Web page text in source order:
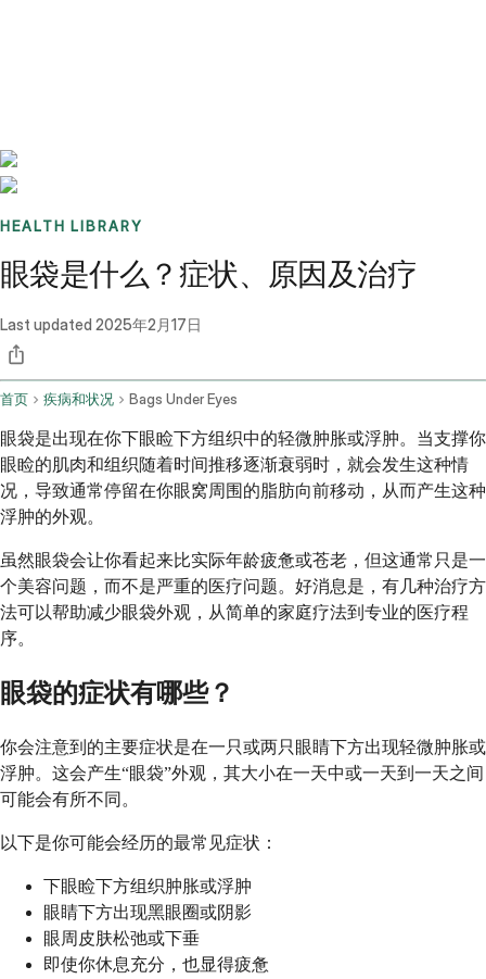
HEALTH LIBRARY
眼袋是什么？症状、原因及治疗
Last updated 2025年2月17日
首页 疾病和状况 Bags Under Eyes
眼袋是出现在你下眼睑下方组织中的轻微肿胀或浮肿。当支撑你
眼睑的肌肉和组织随着时间推移逐渐衰弱时，就会发生这种情
况，导致通常停留在你眼窝周围的脂肪向前移动，从而产生这种
浮肿的外观。
虽然眼袋会让你看起来比实际年龄疲惫或苍老，但这通常只是一
个美容问题，而不是严重的医疗问题。好消息是，有几种治疗方
法可以帮助减少眼袋外观，从简单的家庭疗法到专业的医疗程
序。
眼袋的症状有哪些？
你会注意到的主要症状是在一只或两只眼睛下方出现轻微肿胀或
浮肿。这会产生“眼袋”外观，其大小在一天中或一天到一天之间
可能会有所不同。
以下是你可能会经历的最常见症状：
下眼睑下方组织肿胀或浮肿
眼睛下方出现黑眼圈或阴影
眼周皮肤松弛或下垂
即使你休息充分，也显得疲惫